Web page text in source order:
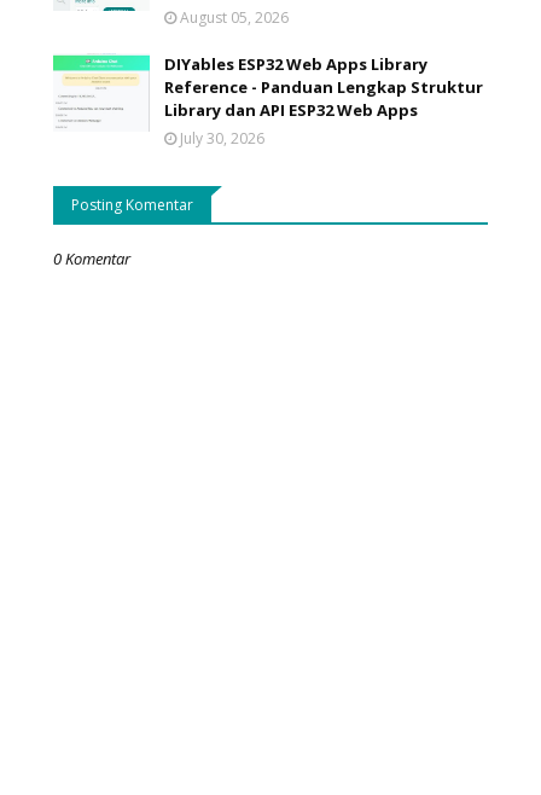
August 05, 2026
DIYables ESP32 Web Apps Library
Reference - Panduan Lengkap Struktur
Library dan API ESP32 Web Apps
July 30, 2026
Posting Komentar
0 Komentar